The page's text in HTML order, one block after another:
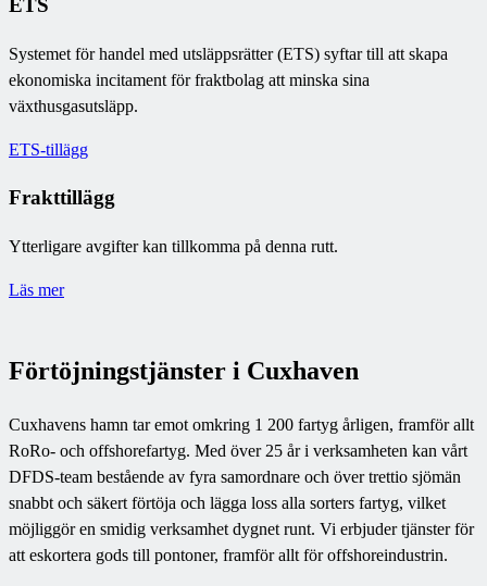
ETS
Systemet för handel med utsläppsrätter (ETS) syftar till att skapa
ekonomiska incitament för fraktbolag att minska sina
växthusgasutsläpp.
ETS-tillägg
Frakttillägg
Ytterligare avgifter kan tillkomma på denna rutt.
Läs mer
Förtöjningstjänster i Cuxhaven
Cuxhavens hamn tar emot omkring 1 200 fartyg årligen, framför allt
RoRo- och offshorefartyg. Med över 25 år i verksamheten kan vårt
DFDS-team bestående av fyra samordnare och över trettio sjömän
snabbt och säkert förtöja och lägga loss alla sorters fartyg, vilket
möjliggör en smidig verksamhet dygnet runt. Vi erbjuder tjänster för
att eskortera gods till pontoner, framför allt för offshoreindustrin.